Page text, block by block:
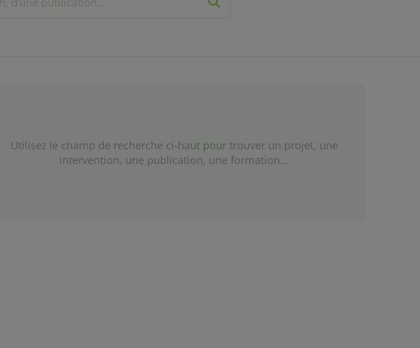
Utilisez le champ de recherche ci-haut pour trouver un projet, une
intervention, une publication, une formation...